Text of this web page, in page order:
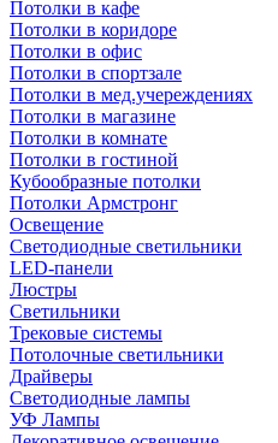
Потолки в кафе
Потолки в коридоре
Потолки в офис
Потолки в спортзале
Потолки в мед.учереждениях
Потолки в магазине
Потолки в комнате
Потолки в гостиной
Кубообразные потолки
Потолки Армстронг
Освещение
Светодиодные светильники
LED-панели
Люстры
Светильники
Трековые системы
Потолочные светильники
Драйверы
Светодиодные лампы
УФ Лампы